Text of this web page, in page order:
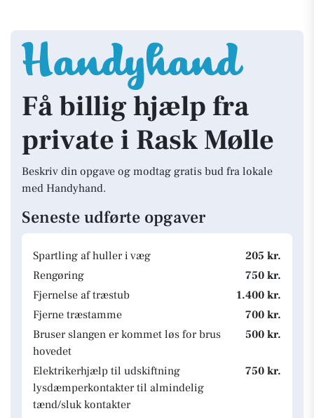
Få billig hjælp fra
private i Rask Mølle
Beskriv din opgave og modtag gratis bud fra lokale
med Handyhand.
Seneste udførte opgaver
Spartling af huller i væg
205 kr.
Rengøring
750 kr.
Fjernelse af træstub
1.400 kr.
Fjerne træstamme
700 kr.
Bruser slangen er kommet løs for brus
hovedet
500 kr.
Elektrikerhjælp til udskiftning
lysdæmperkontakter til almindelig
tænd/sluk kontakter
750 kr.